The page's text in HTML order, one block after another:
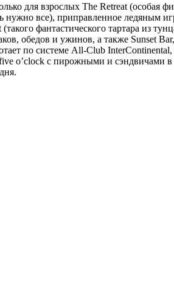
для взрослых The Retreat (особая
все), приправленное ледяным
фантастического тартара из
обедов и ужинов, а также Sunset
по системе All-Club
o’clock с пирожными и сэндвичами